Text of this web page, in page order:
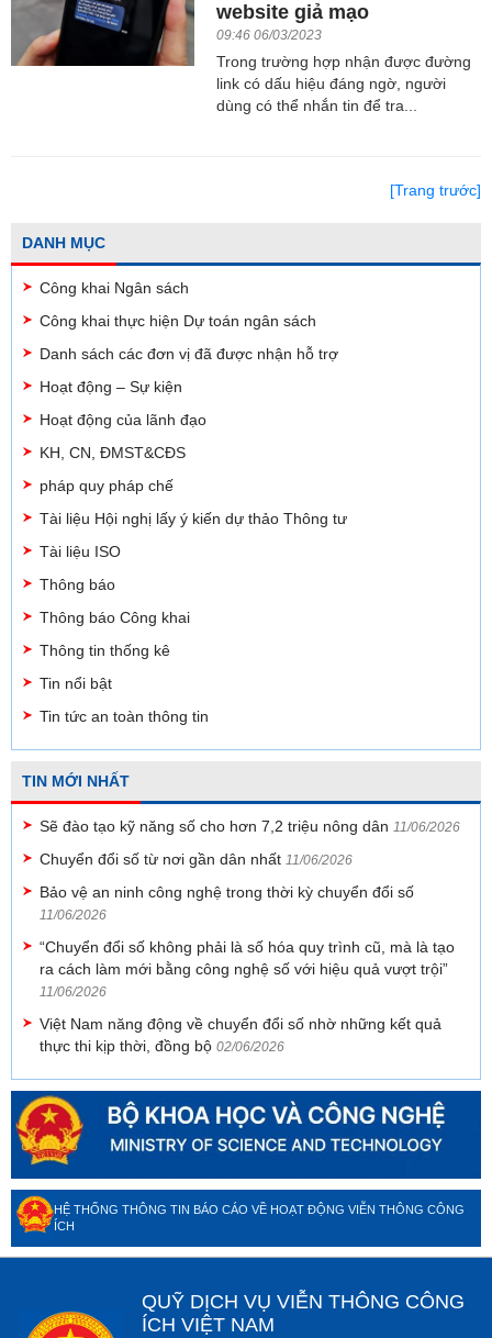
website giả mạo
09:46 06/03/2023
Trong trường hợp nhận được đường
link có dấu hiệu đáng ngờ, người
dùng có thể nhắn tin để tra...
[Trang trước]
DANH MỤC
Công khai Ngân sách
Công khai thực hiện Dự toán ngân sách
Danh sách các đơn vị đã được nhận hỗ trợ
Hoạt động – Sự kiện
Hoạt động của lãnh đạo
KH, CN, ĐMST&CĐS
pháp quy pháp chế
Tài liệu Hội nghị lấy ý kiến dự thảo Thông tư
Tài liệu ISO
Thông báo
Thông báo Công khai
Thông tin thống kê
Tin nổi bật
Tin tức an toàn thông tin
TIN MỚI NHẤT
Sẽ đào tạo kỹ năng số cho hơn 7,2 triệu nông dân 11/06/2026
Chuyển đổi số từ nơi gần dân nhất 11/06/2026
Bảo vệ an ninh công nghệ trong thời kỳ chuyển đổi số
11/06/2026
“Chuyển đổi số không phải là số hóa quy trình cũ, mà là tạo
ra cách làm mới bằng công nghệ số với hiệu quả vượt trội”
11/06/2026
Việt Nam năng động về chuyển đổi số nhờ những kết quả
thực thi kịp thời, đồng bộ 02/06/2026
HỆ THỐNG THÔNG TIN BÁO CÁO VỀ HOẠT ĐỘNG VIỄN THÔNG CÔNG
ÍCH
QUỸ DỊCH VỤ VIỄN THÔNG CÔNG
ÍCH VIỆT NAM